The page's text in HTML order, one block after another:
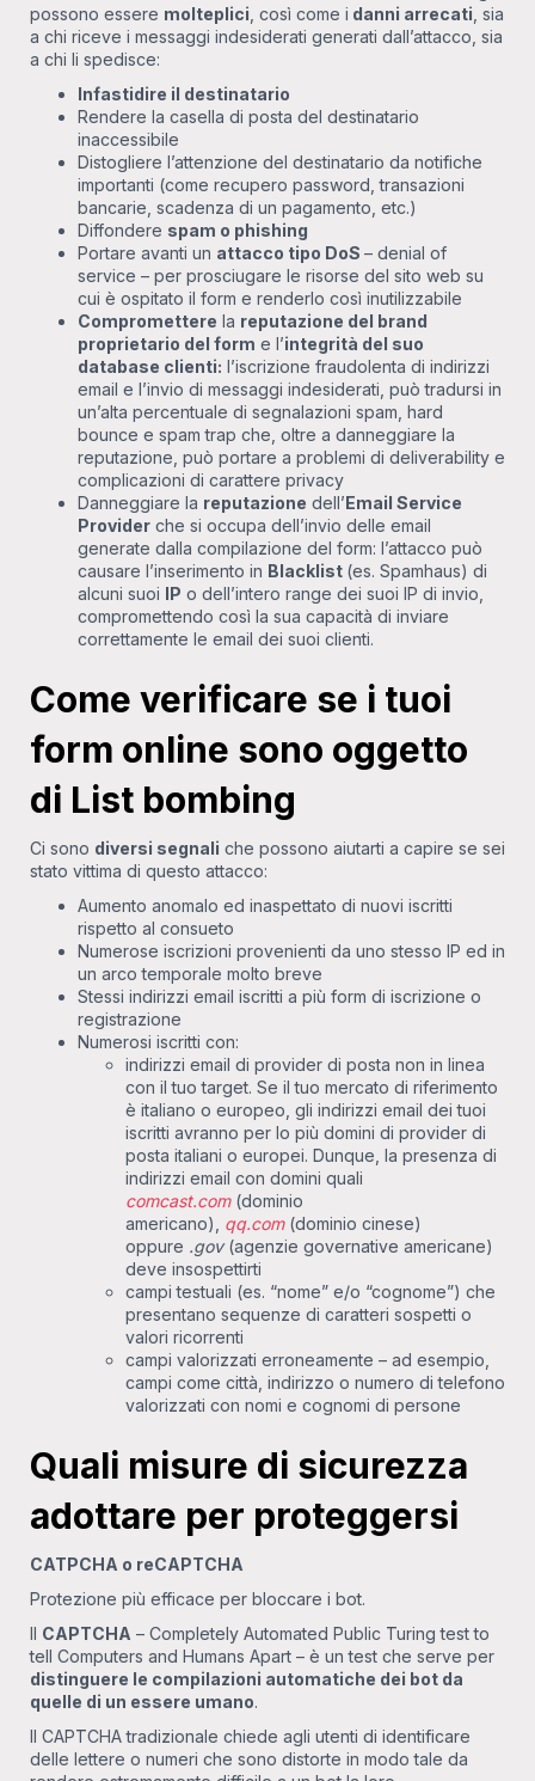
possono essere molteplici , così come i danni arrecati , sia
a chi riceve i messaggi indesiderati generati dall’attacco, sia
a chi li spedisce:
Infastidire il destinatario
Rendere la casella di posta del destinatario
inaccessibile
Distogliere l’attenzione del destinatario da notifiche
importanti (come recupero password, transazioni
bancarie, scadenza di un pagamento, etc.)
Diffondere spam o phishing
Portare avanti un attacco tipo DoS – denial of
service – per prosciugare le risorse del sito web su
cui è ospitato il form e renderlo così inutilizzabile
Compromettere la reputazione del brand
proprietario del form e l’integrità del suo
database clienti: l’iscrizione fraudolenta di indirizzi
email e l’invio di messaggi indesiderati, può tradursi in
un’alta percentuale di segnalazioni spam, hard
bounce e spam trap che, oltre a danneggiare la
reputazione, può portare a problemi di deliverability e
complicazioni di carattere privacy
Danneggiare la reputazione dell’Email Service
Providerche si occupa dell’invio delle email
generate dalla compilazione del form: l’attacco può
causare l’inserimento in Blacklist (es. Spamhaus) di
alcuni suoi IP o dell’intero range dei suoi IP di invio,
compromettendo così la sua capacità di inviare
correttamente le email dei suoi clienti.
Come verificare se i tuoi
form online sono oggetto
di List bombing
Ci sono diversi segnali che possono aiutarti a capire se sei
stato vittima di questo attacco:
Aumento anomalo ed inaspettato di nuovi iscritti
rispetto al consueto
Numerose iscrizioni provenienti da uno stesso IP ed in
un arco temporale molto breve
Stessi indirizzi email iscritti a più form di iscrizione o
registrazione
Numerosi iscritti con:
indirizzi email di provider di posta non in linea
con il tuo target. Se il tuo mercato di riferimento
è italiano o europeo, gli indirizzi email dei tuoi
iscritti avranno per lo più domini di provider di
posta italiani o europei. Dunque, la presenza di
indirizzi email con domini quali
comcast.com(dominio
americano), qq.com(dominio cinese)
oppure .gov(agenzie governative americane)
deve insospettirti
campi testuali (es. “nome” e/o “cognome”) che
presentano sequenze di caratteri sospetti o
valori ricorrenti
campi valorizzati erroneamente – ad esempio,
campi come città, indirizzo o numero di telefono
valorizzati con nomi e cognomi di persone
Quali misure di sicurezza
adottare per proteggersi
CATPCHA o reCAPTCHA
Protezione più efficace per bloccare i bot.
Il CAPTCHA – Completely Automated Public Turing test to
tell Computers and Humans Apart – è un test che serve per
distinguere le compilazioni automatiche dei bot da
quelle di un essere umano.
Il CAPTCHA tradizionale chiede agli utenti di identificare
delle lettere o numeri che sono distorte in modo tale da